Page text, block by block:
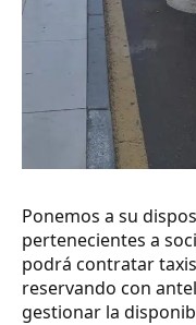
Ponemos a su
pertenecientes a
podrá contratar
reservando con
gestionar la